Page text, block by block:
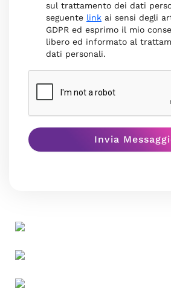
sul trattamento dei dati
seguente link ai sensi degli
GDPR ed esprimo il mio
libero ed informato al
dati personali.